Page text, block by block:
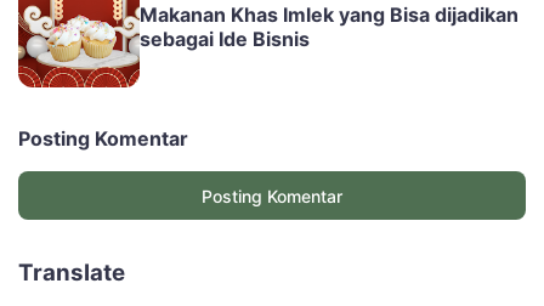
Makanan Khas Imlek yang Bisa dijadikan
sebagai Ide Bisnis
Posting Komentar
Posting Komentar
Translate